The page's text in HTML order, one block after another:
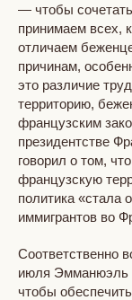
— чтобы
принимаем всех,
отличаем
причинам,
это различие
территорию,
французским
президентстве
говорил о том,
французскую
политика «стала
иммигрантов во
Соответственно
июля Эмманюэль
чтобы